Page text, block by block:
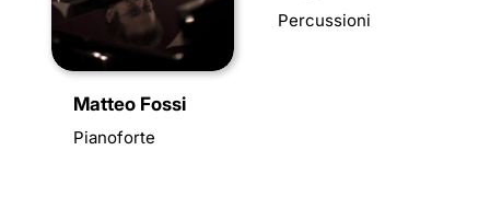
Matteo Fossi
Pianoforte
Percussioni